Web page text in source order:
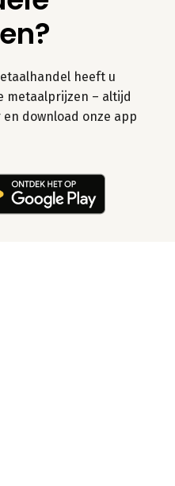
heeft u
metaalprijzen – altijd
download onze app